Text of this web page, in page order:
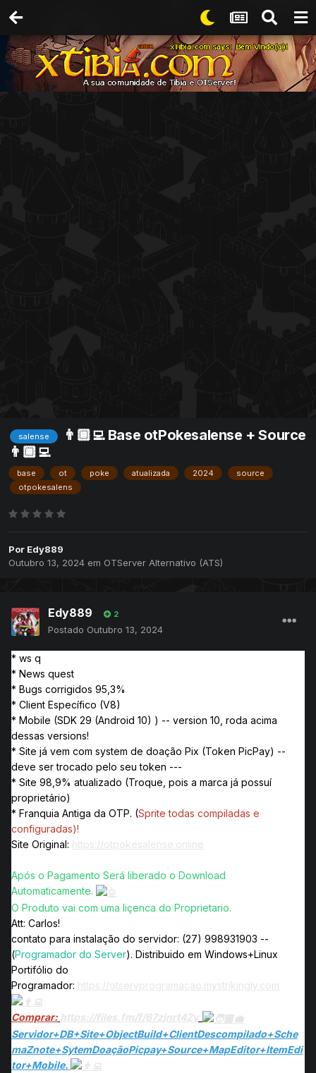
salense
👨🏾‍💻 Base otPokesalense + Source
👨🏾‍💻
base ot poke atualizada 2024
source
otpokesalens
Por Edy889
Outubro 13, 2024 em OTServer Alternativo (ATS)
Edy889 2
Postado Outubro 13, 2024
* ws q
* News quest
* Bugs corrigidos 95,3%
* Client Específico (V8)
* Mobile (SDK 29 (Android 10) ) -- version 10, roda acima
dessas versions!
* Site já vem com system de doação Pix (Token PicPay) --
deve ser trocado pelo seu token ---
* Site 98,9% atualizado (Troque, pois a marca já possuí
proprietário)
* Franquia Antiga da OTP. (Sprite todas compiladas e
configuradas)!
Site Original: https://otpokesalense.online
Após o Pagamento Será liberado o Download
Automaticamente.
O Produto vai com uma liçenca do Proprietario.
Att: Carlos!
contato para instalação do servidor: (27) 998931903 --
(Programador do Server). Distribuido em Windows+Linux
Portifólio do
Programador: https://otservprogramacao.mystrikingly.com
Comprar: https://files.fm/f/67zjnrt42v
Servidor+DB+Site+ObjectBuild+ClientDescompilado+Sche
maZnote+SytemDoaçãoPicpay+Source+MapEditor+ItemEdi
tor+Mobile.